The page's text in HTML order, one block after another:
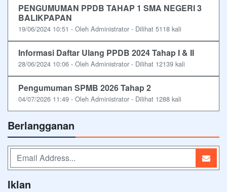
PENGUMUMAN PPDB TAHAP 1 SMA NEGERI 3
BALIKPAPAN
19/06/2024 10:51 - Oleh Administrator - Dilihat 5118 kali
Informasi Daftar Ulang PPDB 2024 Tahap I & II
28/06/2024 10:06 - Oleh Administrator - Dilihat 12139 kali
Pengumuman SPMB 2026 Tahap 2
04/07/2026 11:49 - Oleh Administrator - Dilihat 1288 kali
Berlangganan
Iklan